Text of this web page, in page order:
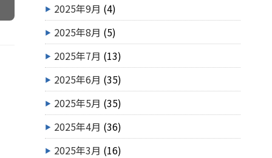
2025年9月 (4)
2025年8月 (5)
2025年7月 (13)
2025年6月 (35)
2025年5月 (35)
2025年4月 (36)
2025年3月 (16)